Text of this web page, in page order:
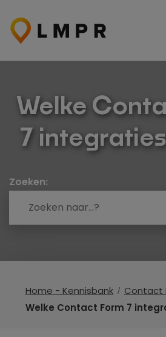
naar
inhoud
Welke
7
Zoeken:
Home - Kennisbank
Contact
Welke Contact Form 7